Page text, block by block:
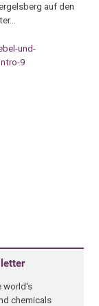
auf den
und-
9
world's
chemicals